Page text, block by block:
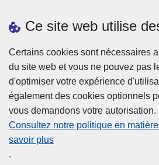
Ce site web utilise
Certains cookies sont nécessaires
du site web et vous ne pouvez pas
d'optimiser votre expérience
également des cookies optionnels
vous demandons votre autorisation.
Consultez notre politique en
savoir plus
.
Presse